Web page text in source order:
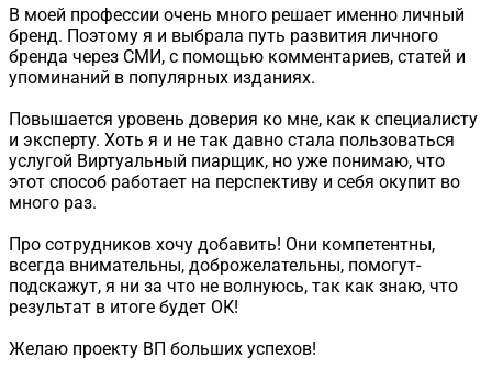
В моей профессии очень много решает именно личный
бренд. Поэтому я и выбрала путь развития личного
бренда через СМИ, с помощью комментариев, статей и
упоминаний в популярных изданиях.
Повышается уровень доверия ко мне, как к специалисту
и эксперту. Хоть я и не так давно стала пользоваться
услугой Виртуальный пиарщик, но уже понимаю, что
этот способ работает на перспективу и себя окупит во
много раз.
Про сотрудников хочу добавить! Они компетентны,
всегда внимательны, доброжелательны, помогут-
подскажут, я ни за что не волнуюсь, так как знаю, что
результат в итоге будет ОК!
Желаю проекту ВП больших успехов!